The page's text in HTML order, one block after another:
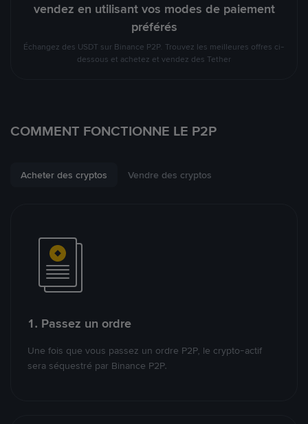
vendez en utilisant vos modes de paiement
préférés
Échangez des USDT sur Binance P2P. Trouvez les meilleures offres ci-
dessous et achetez et vendez des Tether
COMMENT FONCTIONNE LE P2P
Acheter des cryptos Vendre des cryptos
1. Passez un ordre
Une fois que vous passez un ordre P2P, le crypto-actif
sera séquestré par Binance P2P.